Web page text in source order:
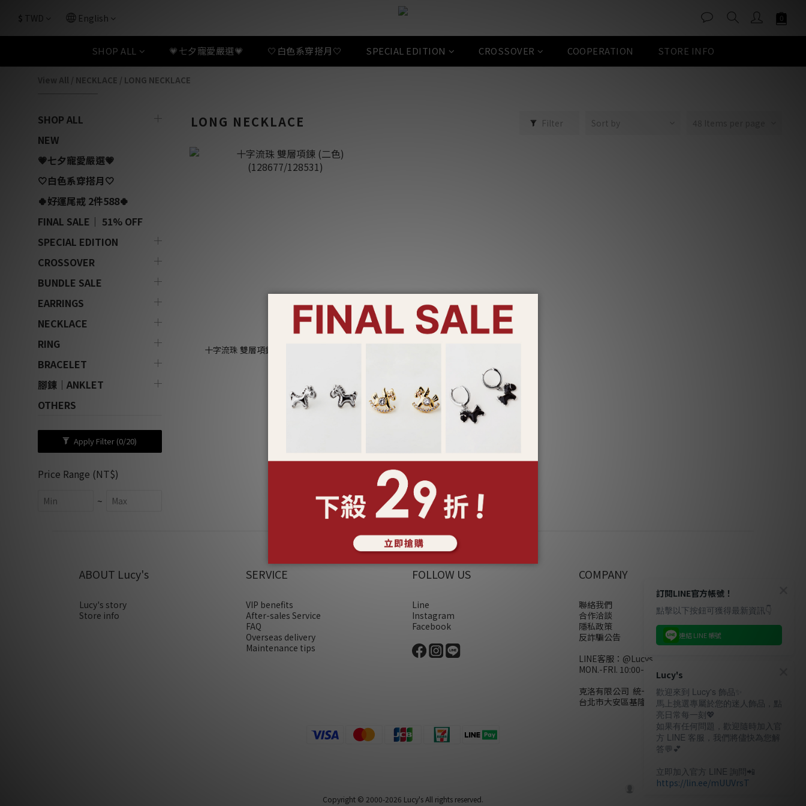
$ TWD English
SHOP ALL 💗七夕寵愛嚴選💗 🤍白色系穿搭月🤍 SPECIAL EDITION CROSSOVER COOPERATION STORE INFO
View All / NECKLACE / LONG NECKLACE
SHOP ALL
NEW
💗七夕寵愛嚴選💗
🤍白色系穿搭月🤍
🍀好運尾戒 2件588🍀
FINAL SALE｜ 51% OFF
SPECIAL EDITION
CROSSOVER
BUNDLE SALE
EARRINGS
NECKLACE
RING
BRACELET
腳鍊｜ANKLET
OTHERS
Apply Filter (0/20)
Price Range (NT$)
~
LONG NECKLACE Filter Sort by
十字流珠 雙層項鍊 (二色) (128677/128531)
ABOUT Lucy's
Lucy's story
Store info
SERVICE
VIP benefits
After-sales Service
FAQ
Overseas delivery
Maintenance tips
FOLLOW US
Line
Instagram
Facebook
COMPANY
聯絡我們
合作洽談
隱私政策
反詐騙公告
LINE客服： @Lucys
MON.-FRI. 10:00-18:00(不含例假日)
克洛有限公司 統一編號28858320
台北市大安區基隆路二段110號10樓
Copyright © 2000-2026 Lucy's All rights reserved.
訂閱LINE官方帳號！
點擊以下按鈕可獲得最新資訊👇
連結 LINE 帳號
Lucy's
歡迎來到 Lucy's 飾品✨
馬上挑選專屬於您的迷人飾品，點
亮日常每一刻💖
如果有任何問題，歡迎隨時加入官
方 LINE 客服，我們將儘快為您解
答💬💕
立即加入官方 LINE 詢問📲
https://lin.ee/mUUVrsT